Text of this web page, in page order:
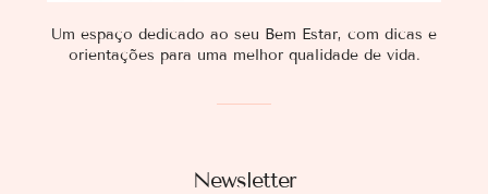
Newsletter
Um espaço dedicado ao seu Bem Estar, com dicas e
orientações para uma melhor qualidade de vida.